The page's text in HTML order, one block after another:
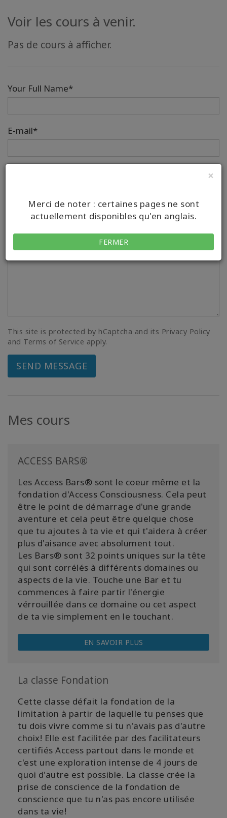
×
Merci de noter : certaines pages ne sont
actuellement disponibles qu'en anglais.
FERMER
Voir les cours à venir.
Pas de cours à afficher.
Your Full Name*
E-mail*
Country/Region Code
Number
This site is protected by hCaptcha and its Privacy Policy
and Terms of Service apply.
SEND MESSAGE
Mes cours
ACCESS BARS®
Les Access Bars® sont le coeur même et la
fondation d'Access Consciousness. Cela peut
être le point de démarrage d'une grande
aventure et cela peut être quelque chose
que tu ajoutes à ta vie et qui t'aidera à créer
plus d'aisance avec absolument tout.
Les Bars® sont 32 points uniques sur la tête
qui sont corrélés à différents domaines ou
aspects de la vie. Touche une Bar et tu
commences à faire partir l'énergie
vérrouillée dans ce domaine ou cet aspect
de ta vie simplement en le touchant.
EN SAVOIR PLUS
La classe Fondation
Cette classe défait la fondation de la
limitation à partir de laquelle tu penses que
tu dois vivre comme si tu n'avais pas d'autre
choix! Elle est facilitée par des facilitateurs
certifiés Access partout dans le monde et
c'est une exploration intense de 4 jours de
quoi d'autre est possible. La classe crée la
prise de conscience de la fondation de
conscience que tu n'as pas encore utilisée
dans ta vie!